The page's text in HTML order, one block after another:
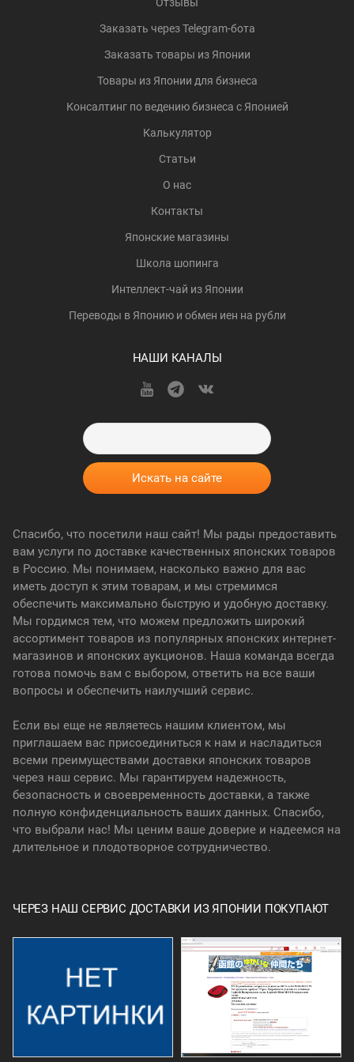
Отзывы
Заказать через Telegram-бота
Заказать товары из Японии
Товары из Японии для бизнеса
Консалтинг по ведению бизнеса с Японией
Калькулятор
Статьи
О нас
Контакты
Японские магазины
Школа шопинга
Интеллект-чай из Японии
Переводы в Японию и обмен иен на рубли
НАШИ КАНАЛЫ
Спасибо, что посетили наш сайт! Мы рады предоставить
вам услуги по доставке качественных японских товаров
в Россию. Мы понимаем, насколько важно для вас
иметь доступ к этим товарам, и мы стремимся
обеспечить максимально быструю и удобную доставку.
Мы гордимся тем, что можем предложить широкий
ассортимент товаров из популярных японских интернет-
магазинов и японских аукционов. Наша команда всегда
готова помочь вам с выбором, ответить на все ваши
вопросы и обеспечить наилучший сервис.
Если вы еще не являетесь нашим клиентом, мы
приглашаем вас присоединиться к нам и насладиться
всеми преимуществами доставки японских товаров
через наш сервис. Мы гарантируем надежность,
безопасность и своевременность доставки, а также
полную конфиденциальность ваших данных. Спасибо,
что выбрали нас! Мы ценим ваше доверие и надеемся на
длительное и плодотворное сотрудничество.
ЧЕРЕЗ НАШ СЕРВИС ДОСТАВКИ ИЗ ЯПОНИИ ПОКУПАЮТ